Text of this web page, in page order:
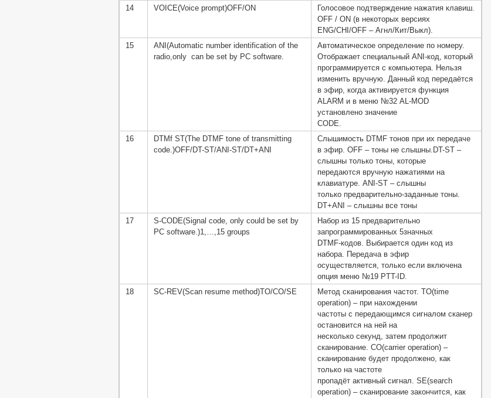
14
VOICE(Voice prompt)OFF/ON
Голосовое подтверждение нажатия клавиш.
OFF / ON (в некоторых версиях
ENG/CHI/OFF – Агнл/Кит/Выкл).
15
ANI(Automatic number identification of the
radio,only can be set by PC software.
Автоматическое определение по номеру.
Отображает специальный ANI-код, который
программируется с компьютера. Нельзя
изменить вручную. Данный код передаётся
в эфир, когда активируется функция
ALARM и в меню №32 AL-MOD
установлено значение
CODE.
16
DTMf ST(The DTMF tone of transmitting
code.)OFF/DT-ST/ANI-ST/DT+ANI
Слышимость DTMF тонов при их передаче
в эфир. OFF – тоны не слышны.DT-ST –
слышны только тоны, которые
передаются вручную нажатиями на
клавиатуре. ANI-ST – слышны
только предварительно-заданные тоны.
DT+ANI – слышны все тоны
17
S-CODE(Signal code, only could be set by
PC software.)1,…,15 groups
Набор из 15 предварительно
запрограммированных 5значных
DTMF-кодов. Выбирается один код из
набора. Передача в эфир
осуществляется, только если включена
опция меню №19 PTT-ID.
18
SC-REV(Scan resume method)TO/CO/SE
Метод сканирования частот. TO(time
operation) – при нахождении
частоты с передающимся сигналом сканер
остановится на ней на
несколько секунд, затем продолжит
сканирование. CO(carrier operation) –
сканирование будет продолжено, как
только на частоте
пропадёт активный сигнал. SE(search
operation) – сканирование закончится, как